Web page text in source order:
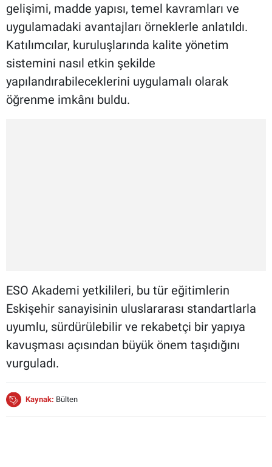
gelişimi, madde yapısı, temel kavramları ve
uygulamadaki avantajları örneklerle anlatıldı.
Katılımcılar, kuruluşlarında kalite yönetim
sistemini nasıl etkin şekilde
yapılandırabileceklerini uygulamalı olarak
öğrenme imkânı buldu.
ESO Akademi yetkilileri, bu tür eğitimlerin
Eskişehir sanayisinin uluslararası standartlarla
uyumlu, sürdürülebilir ve rekabetçi bir yapıya
kavuşması açısından büyük önem taşıdığını
vurguladı.
Kaynak: Bülten